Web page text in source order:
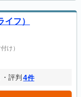
フ）
け）
評判 4件